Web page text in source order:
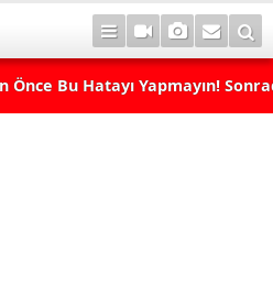
Bu Hatayı Yapmayın!